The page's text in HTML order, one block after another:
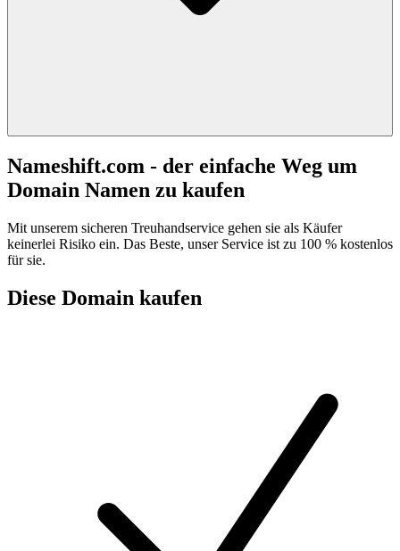
Nameshift.com - der einfache Weg um
Domain Namen zu kaufen
Mit unserem sicheren Treuhandservice gehen sie als Käufer
keinerlei Risiko ein. Das Beste, unser Service ist zu 100 % kostenlos
für sie.
Diese Domain kaufen